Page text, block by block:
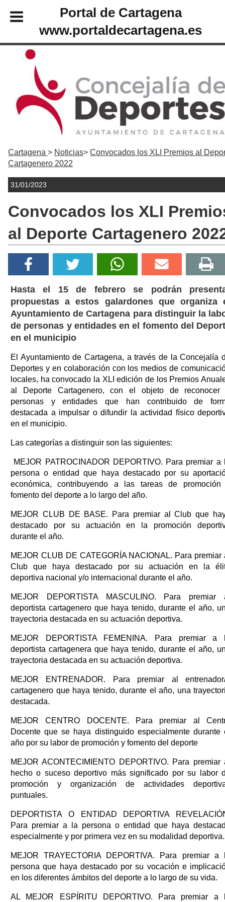
Portal de Cartagena
www.portaldecartagena.es
Cartagena Noticias
Convocados los XLI Premios al
Cartagenero 2022
31/01/2023
Convocados los XLI
al Deporte Cartagenero
Hasta el 15 de febrero se podrán
propuestas a estos galardones que organiza
Ayuntamiento de Cartagena para distinguir la
de personas y entidades en el fomento del
en el municipio
El Ayuntamiento de Cartagena, a través de la Concejalía
Deportes y en colaboración con los medios de
locales, ha convocado la XLI edición de los Premios
al Deporte Cartagenero, con el objeto de reconocer
personas y entidades que han contribuido de
destacada a impulsar o difundir la actividad físico
en el municipio.
Las categorías a distinguir son las siguientes:
MEJOR PATROCINADOR DEPORTIVO. Para premiar a
persona o entidad que haya destacado por su
económica, contribuyendo a las tareas de promoción
fomento del deporte a lo largo del año.
MEJOR CLUB DE BASE. Para premiar al Club que
destacado por su actuación en la promoción
durante el año.
MEJOR CLUB DE CATEGORÍA NACIONAL. Para premiar
Club que haya destacado por su actuación en la
deportiva nacional y/o internacional durante el año.
MEJOR DEPORTISTA MASCULINO. Para premiar
deportista cartagenero que haya tenido, durante el año,
trayectoria destacada en su actuación deportiva.
MEJOR DEPORTISTA FEMENINA. Para premiar a
deportista cartagenera que haya tenido, durante el año,
trayectoria destacada en su actuación deportiva.
MEJOR ENTRENADOR. Para premiar al
cartagenero que haya tenido, durante el año, una
destacada.
MEJOR CENTRO DOCENTE. Para premiar al
Docente que se haya distinguido especialmente durante
año por su labor de promoción y fomento del deporte
MEJOR ACONTECIMIENTO DEPORTIVO. Para premiar
hecho o suceso deportivo más significado por su labor
promoción y organización de actividades
puntuales.
DEPORTISTA O ENTIDAD DEPORTIVA
Para premiar a la persona o entidad que haya
especialmente y por primera vez en su modalidad deportiva.
MEJOR TRAYECTORIA DEPORTIVA. Para premiar a
persona que haya destacado por su vocación e
en los diferentes ámbitos del deporte a lo largo de su vida.
AL MEJOR ESPÍRITU DEPORTIVO. Para premiar a